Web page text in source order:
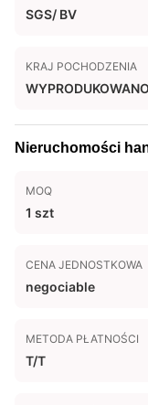
SGS/ BV
KRAJ POCHODZENIA
Nieruchomości
MOQ
1 szt
CENA JEDNOSTKOWA
negociable
METODA PŁATNOŚCI
T/T